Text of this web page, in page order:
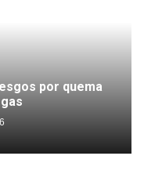
por quema